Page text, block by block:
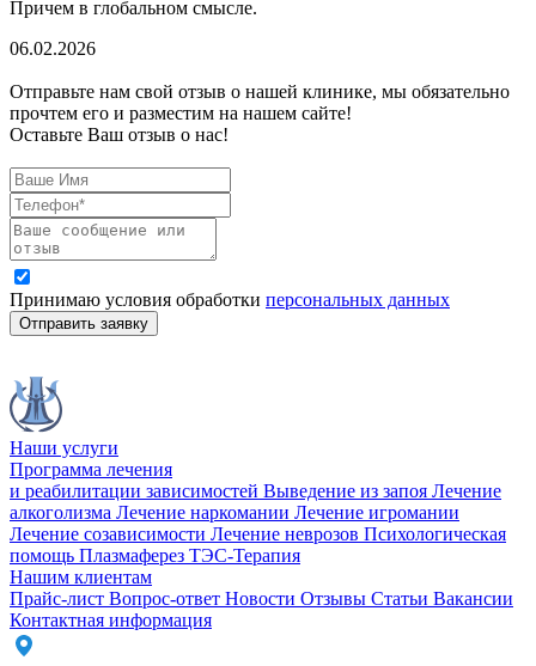
Причем в глобальном смысле.
06.02.2026
Отправьте нам свой отзыв о нашей клинике, мы обязательно
прочтем его и разместим на нашем сайте!
Оставьте Ваш отзыв о нас!
Принимаю условия обработки персональных данных
Отправить заявку
Наши услуги
Программа лечения
и реабилитации зависимостей Выведение из запоя Лечение
алкоголизма Лечение наркомании Лечение игромании
Лечение созависимости Лечение неврозов Психологическая
помощь Плазмаферез ТЭС-Терапия
Нашим клиентам
Прайс-лист Вопрос-ответ Новости Отзывы Статьи Вакансии
Контактная информация